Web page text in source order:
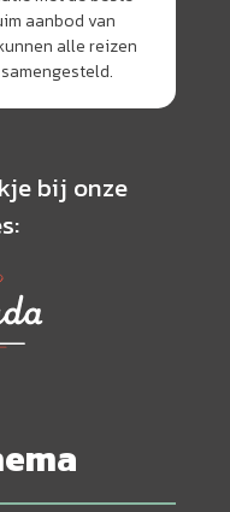
aanbod van
alle reizen
bij onze